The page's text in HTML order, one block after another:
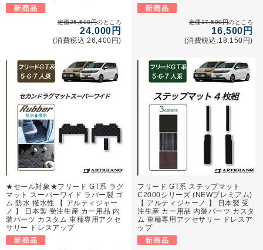
定価25,500円のところ
24,000円
(消費税込:26,400円)
定価17,500円のところ
16,500円
(消費税込:18,150円)
★セール対象★フリード GT系 ラグ
マット スーパーワイド ラバー製 ゴ
ム 防水 撥水性 【 アルティジャー
ノ 】 日本製 受注生産 カー用品 内
装パーツ カスタム 車種専用アクセ
サリー ドレスアップ
フリード GT系 ステップマット
C2000シリーズ (NEWプレミアム)
【 アルティジャーノ 】 日本製 受
注生産 カー用品 内装パーツ カスタ
ム 車種専用アクセサリー ドレスア
ップ